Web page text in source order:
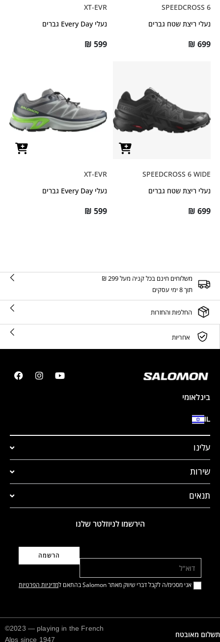
SPEEDCROSS 6
נעלי ריצת שטח גברים
₪ 699
XT-EVR
נעלי Every Day גברים
₪ 599
SPEEDCROSS 6 WIDE
נעלי ריצת שטח גברים
₪ 699
XT-EVR
נעלי Every Day גברים
₪ 599
משלוחים חינם בכל קניה מעל 299 ₪
תוך 8 ימי עסקים
החלפות והחזרות
אחריות
בינלאומי
IL
עלינו
שירות
תנאים
הירשמו לניוזלטר שלנו
אני מסכימ/ה לקבל דברי שיווק מאתר Salomon בהתאם ל מדיניות הפרטיות
תשלום מאובטח
©2023 — playing in the French
Alps since 1947